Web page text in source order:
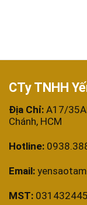
CTy TNHH
Địa Chỉ: A17/
Chánh, HCM
Hotline:
Email:
MST: